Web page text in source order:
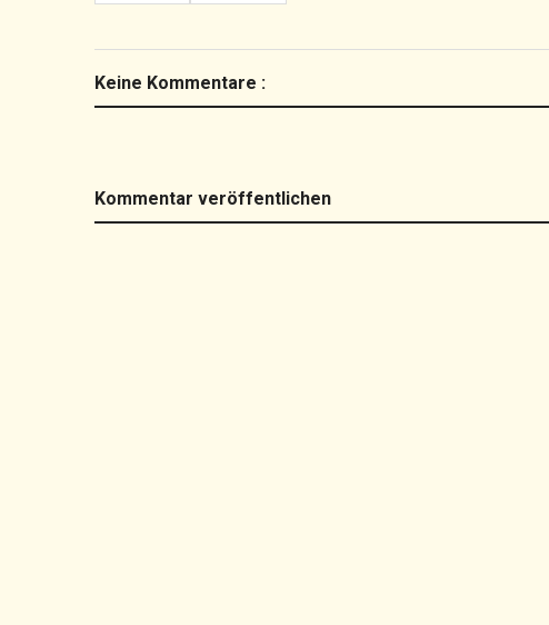
Keine Kommentare :
Kommentar veröffentlichen